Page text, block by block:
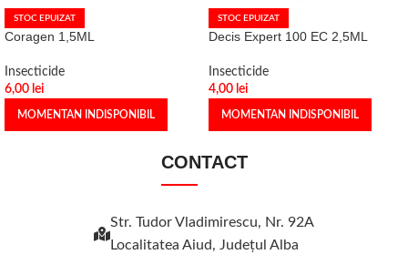
STOC EPUIZAT
Coragen 1,5ML
Insecticide
6,00 lei
MOMENTAN INDISPONIBIL
STOC EPUIZAT
Decis Expert 100 EC 2,5ML
Insecticide
4,00 lei
MOMENTAN INDISPONIBIL
CONTACT
Str. Tudor Vladimirescu, Nr. 92A
Localitatea Aiud, Judeţul Alba